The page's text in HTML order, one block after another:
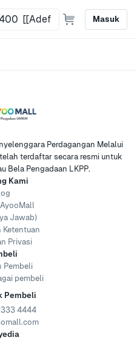
Masuk
Perdagangan Melalui
terdaftar secara resmi untuk
Bela Pengadaan LKPP.
Kami
Jawab)
Ketentuan
Privasi
Pembeli
pembeli
Pembeli
4444